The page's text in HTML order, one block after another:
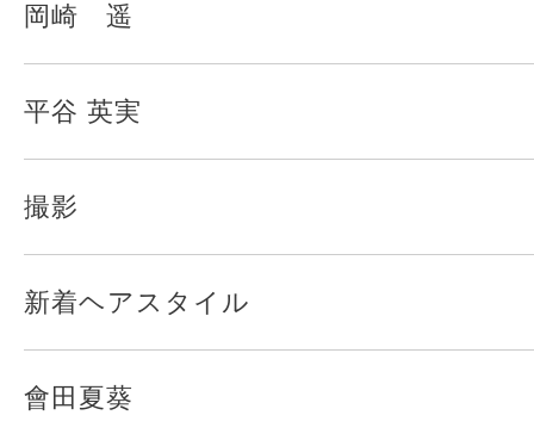
岡崎 遥
平谷 英実
撮影
新着ヘアスタイル
會田夏葵